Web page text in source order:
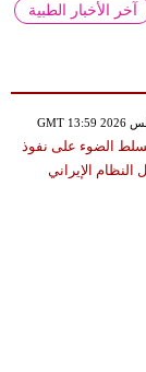
آخر الأخبار الطبية
الضوء على نفوذ
الإيراني